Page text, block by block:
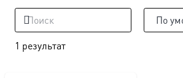
1 результат